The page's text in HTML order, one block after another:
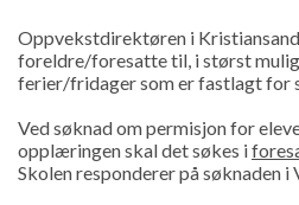
Oppvekstdirektøren i
foreldre/foresatte til, i størst
ferier/fridager som er fastlagt for
Ved søknad om permisjon for
opplæringen skal det søkes i
Skolen responderer på søknaden i